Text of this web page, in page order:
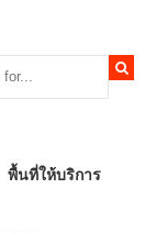
พื้นที่ให้บริการ